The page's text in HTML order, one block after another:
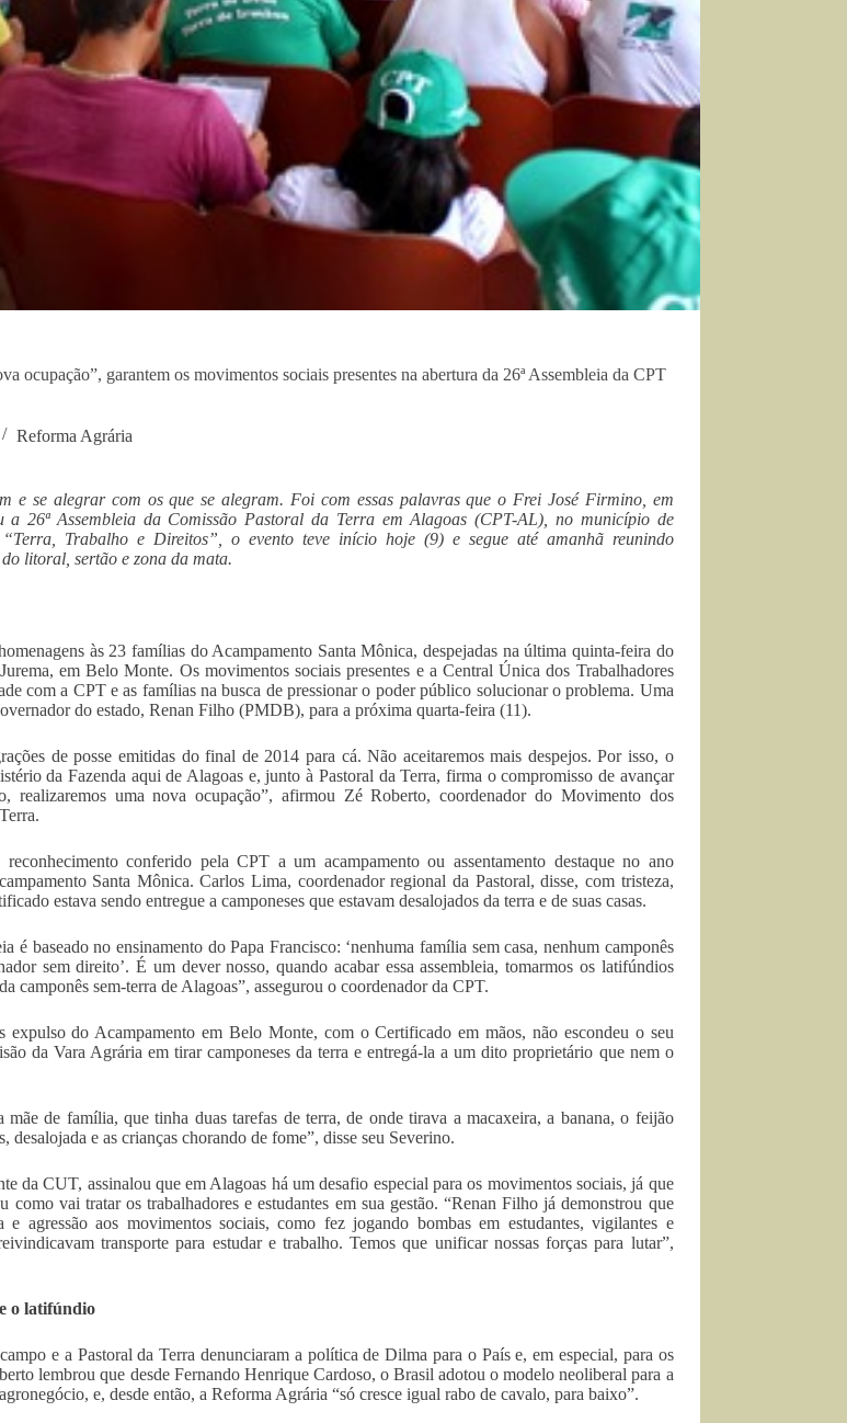
ocupação”, garantem os movimentos sociais presentes na abertura da 26ª Assembleia da CPT
Reforma Agrária
e se alegrar com os que se alegram. Foi com essas palavras que o Frei José Firmino, em
a 26ª Assembleia da Comissão Pastoral da Terra em Alagoas (CPT-AL), no município de
Trabalho e Direitos”, o evento teve início hoje (9) e segue até amanhã reunindo
litoral, sertão e zona da mata.
às 23 famílias do Acampamento Santa Mônica, despejadas na última quinta-feira do
em Belo Monte. Os movimentos sociais presentes e a Central Única dos Trabalhadores
com a CPT e as famílias na busca de pressionar o poder público solucionar o problema. Uma
do estado, Renan Filho (PMDB), para a próxima quarta-feira (11).
de posse emitidas do final de 2014 para cá. Não aceitaremos mais despejos. Por isso, o
da Fazenda aqui de Alagoas e, junto à Pastoral da Terra, firma o compromisso de avançar
realizaremos uma nova ocupação”, afirmou Zé Roberto, coordenador do Movimento dos
conferido pela CPT a um acampamento ou assentamento destaque no ano
Santa Mônica. Carlos Lima, coordenador regional da Pastoral, disse, com tristeza,
estava sendo entregue a camponeses que estavam desalojados da terra e de suas casas.
é baseado no ensinamento do Papa Francisco: ‘nenhuma família sem casa, nenhum camponês
sem direito’. É um dever nosso, quando acabar essa assembleia, tomarmos os latifúndios
camponês sem-terra de Alagoas”, assegurou o coordenador da CPT.
expulso do Acampamento em Belo Monte, com o Certificado em mãos, não escondeu o seu
da Vara Agrária em tirar camponeses da terra e entregá-la a um dito proprietário que nem o
mãe de família, que tinha duas tarefas de terra, de onde tirava a macaxeira, a banana, o feijão
desalojada e as crianças chorando de fome”, disse seu Severino.
da CUT, assinalou que em Alagoas há um desafio especial para os movimentos sociais, já que
como vai tratar os trabalhadores e estudantes em sua gestão. “Renan Filho já demonstrou que
agressão aos movimentos sociais, como fez jogando bombas em estudantes, vigilantes e
transporte para estudar e trabalho. Temos que unificar nossas forças para lutar”,
o latifúndio
e a Pastoral da Terra denunciaram a política de Dilma para o País e, em especial, para os
lembrou que desde Fernando Henrique Cardoso, o Brasil adotou o modelo neoliberal para a
e, desde então, a Reforma Agrária “só cresce igual rabo de cavalo, para baixo”.